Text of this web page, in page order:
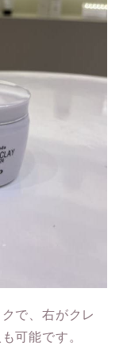
で、右がクレ
可能です。